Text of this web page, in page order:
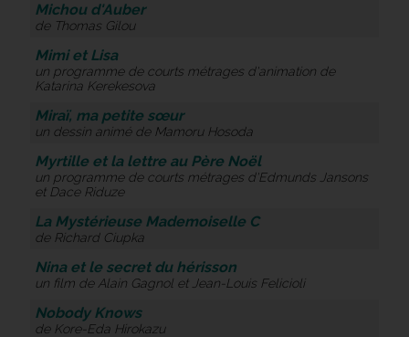
Michou d'Auber
de Thomas Gilou
Mimi et Lisa
un programme de courts métrages d'animation de
Katarina Kerekesova
Miraï, ma petite sœur
un dessin animé de Mamoru Hosoda
Myrtille et la lettre au Père Noël
un programme de courts métrages d'Edmunds Jansons
et Dace Riduze
La Mystérieuse Mademoiselle C
de Richard Ciupka
Nina et le secret du hérisson
un film de Alain Gagnol et Jean-Louis Felicioli
Nobody Knows
de Kore-Eda Hirokazu